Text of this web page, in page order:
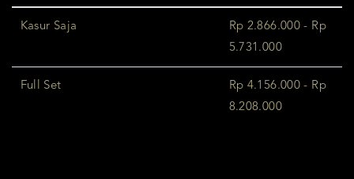
Kasur Saja
Rp 2.866.000 - Rp
5.731.000
Full Set
Rp 4.156.000 - Rp
8.208.000